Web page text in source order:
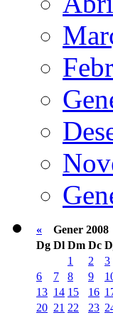
« Gener 2008
Dg Dl Dm Dc
1
2 3
6
7 8 9
13 14 15 16
20 21 22 23